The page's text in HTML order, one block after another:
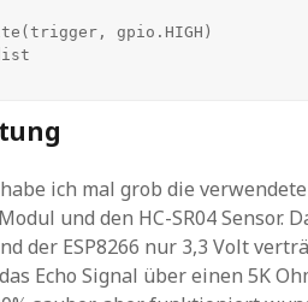
ich mal grob die
und den HC-SR04
der ESP8266 nur 3,3 Volt
Echo Signal über einen 5K